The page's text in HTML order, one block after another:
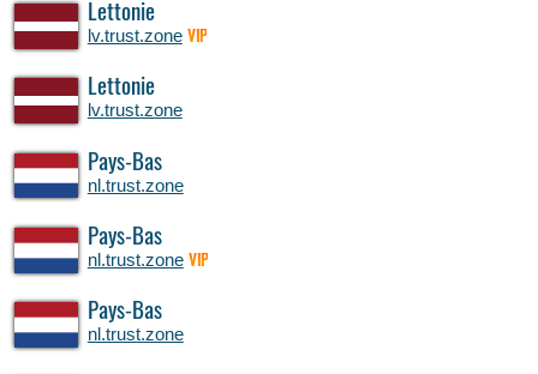
Lettonie
lv.trust.zone VIP
Lettonie
lv.trust.zone
Pays-Bas
nl.trust.zone
Pays-Bas
nl.trust.zone VIP
Pays-Bas
nl.trust.zone